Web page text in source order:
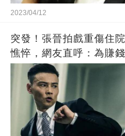
2023/04/12
突發！張晉拍戲重傷住
憔悴，網友直呼：為賺